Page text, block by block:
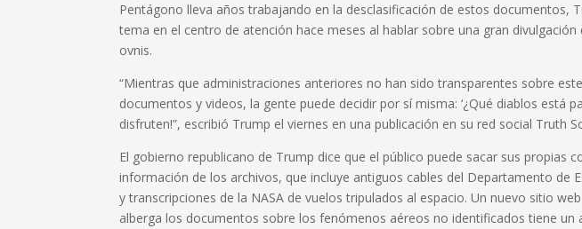
Pentágono lleva años trabajando en la desclasificación de estos documentos,
tema en el centro de atención hace meses alhablar sobre una gran
ovnis.
“Mientras que administraciones anteriores no han sido transparentes sobre
documentos y videos, la gente puede decidir por sí misma: ‘¿Qué diablos está
disfruten!”, escribió Trump el viernes en una publicación en su red social Truth
El gobierno republicano de Trump dice que el público puede sacar sus propias
información de los archivos, que incluye antiguos cables del Departamento de
y transcripciones de la NASA de vuelos tripulados al espacio. Un nuevo sitio
alberga los documentos sobre los fenómenos aéreos no identificados tiene un